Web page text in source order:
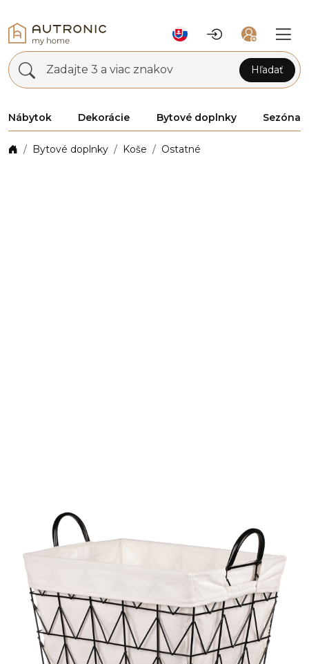
Zadajte 3 a viac znakov Hľadať
Nábytok Dekorácie Bytové doplnky Sezóna
Bytové doplnky Koše Ostatné